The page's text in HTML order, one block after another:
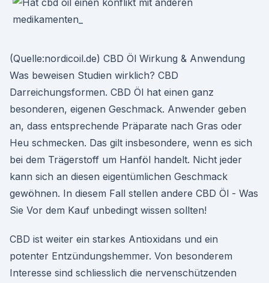
(Quelle:nordicoil.de) CBD Öl Wirkung & Anwendung
Was beweisen Studien wirklich? CBD
Darreichungsformen. CBD Öl hat einen ganz
besonderen, eigenen Geschmack. Anwender geben
an, dass entsprechende Präparate nach Gras oder
Heu schmecken. Das gilt insbesondere, wenn es sich
bei dem Trägerstoff um Hanföl handelt. Nicht jeder
kann sich an diesen eigentümlichen Geschmack
gewöhnen. In diesem Fall stellen andere CBD Öl - Was
Sie Vor dem Kauf unbedingt wissen sollten!
CBD ist weiter ein starkes Antioxidans und ein
potenter Entzündungshemmer. Von besonderem
Interesse sind schliesslich die nervenschützenden